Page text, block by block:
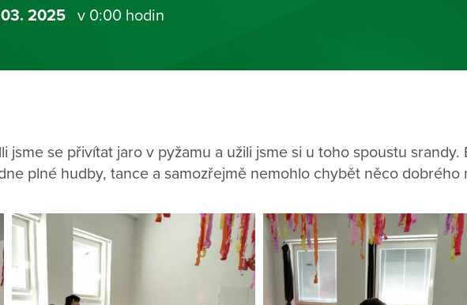
2025 v 0:00 hodin
jsme se přivítat jaro v pyžamu a užili jsme si u toho spoustu srandy.
plné hudby, tance a samozřejmě nemohlo chybět něco dobrého